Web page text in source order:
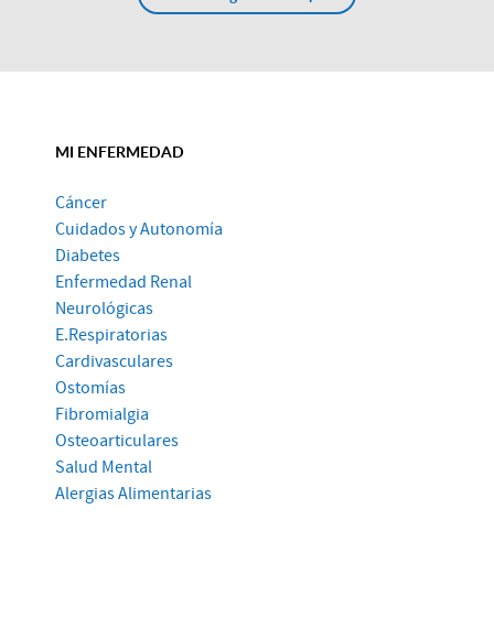
MI ENFERMEDAD
Cáncer
Cuidados y Autonomía
Diabetes
Enfermedad Renal
Neurológicas
E.Respiratorias
Cardivasculares
Ostomías
Fibromialgia
Osteoarticulares
Salud Mental
Alergias Alimentarias